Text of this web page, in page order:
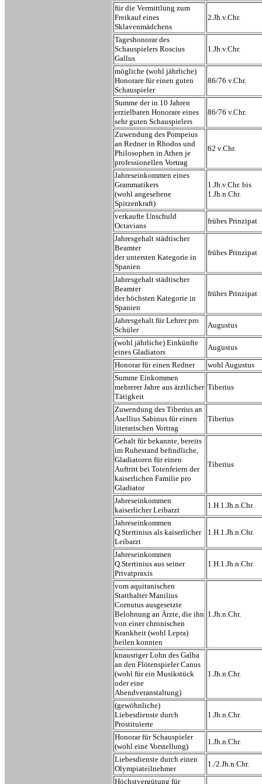
für die Vermittlung zum
Freikauf eines
Sklavenmädchens
2.Jh.v.Chr.
Tageshonorar des
Schauspielers Roscius
Gallus
1.Jh.v.Chr.
mögliche (wohl jährliche)
Honorare für einen guten
Schauspieler
86/76 v.Chr.
Summe der in 10 Jahren
erzielbaren Honorare eines
sehr guten Schauspielers
86/76 v.Chr.
Zuwendung des Pompeius
an Redner in Rhodos und
Philosophen in Athen je
professionellen Vortrag
62 v.Chr.
Jahreseinkommen eines
Grammatikers
(wohl angesehene
Spitzenkraft)
1.Jh.v.Chr. bis
1.Jh.n.Chr.
verkaufte Unschuld
Octavians
frühes Prinzipat
Jahresgehalt städtischer
Beamter
der untersten Kategorie in
Spanien
frühes Prinzipat
Jahresgehalt städtischer
Beamter
der höchsten Kategorie in
Spanien
frühes Prinzipat
Jahresgehalt für Lehrer pro
Schüler
Augustus
(wohl jährliche) Einkünfte
eines Gladiators
Augustus
Honorar für einen Redner
wohl Augustus
Summe Einkommen
mehrerer Jahre aus ärztlicher
Tätigkeit
Tiberius
Zuwendung des Tiberius an
Asellius Sabinus für einen
literarischen Vortrag
Tiberius
Gehalt für bekannte, bereits
im Ruhestand befindliche,
Gladiatoren für einen
Auftritt bei Totenfeiern der
kaiserlichen Familie pro
Gladiator
Tiberius
Jahreseinkommen
kaiserlicher Leibarzt
1.H.1.Jh.n.Chr.
Jahreseinkommen
Q.Stertinius als kaiserlicher
Leibarzt
1.H.1.Jh.n.Chr.
Jahreseinkommen
Q.Stertinius aus seiner
Privatpraxis
1.H.1.Jh.n.Chr.
vom aquitanischen
Statthalter Manilius
Cornutus ausgesetzte
Belohnung an Ärzte, die ihn
von einer chronischen
Krankheit (wohl Lepra)
heilen konnten
1.Jh.n.Chr.
knausriger Lohn des Galba
an den Flötenspieler Canus
(wohl für ein Musikstück
oder eine
Abendveranstaltung)
1.Jh.n.Chr.
(gewöhnliche)
Liebesdienste durch
Prostituierte
1.Jh.n.Chr.
Honorar für Schauspieler
(wohl eine Vorstellung)
1.Jh.n.Chr.
Liebesdienste durch einen
Olympiateilnehmer
1./2.Jh.n.Chr.
Höchstvergütung für